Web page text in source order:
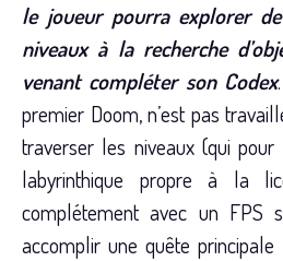
le joueur pourra explorer
niveaux à la recherche
venant compléter son Codex
premier Doom, n’est pas
traverser les niveaux (qui
labyrinthique propre à la
complétement avec un FPS
accomplir une quête